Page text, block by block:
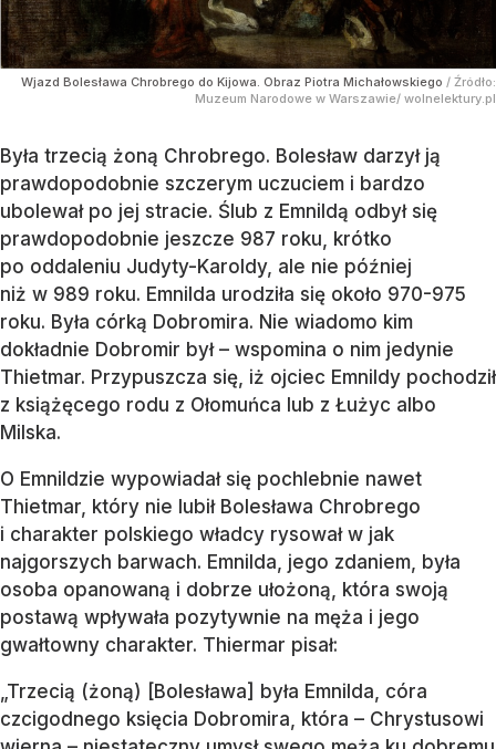
Wjazd Bolesława Chrobrego do Kijowa. Obraz Piotra Michałowskiego / Źródło:
Muzeum Narodowe w Warszawie/ wolnelektury.pl
Była trzecią żoną Chrobrego. Bolesław darzył ją
prawdopodobnie szczerym uczuciem i bardzo
ubolewał po jej stracie. Ślub z Emnildą odbył się
prawdopodobnie jeszcze 987 roku, krótko
po oddaleniu Judyty-Karoldy, ale nie później
niż w 989 roku. Emnilda urodziła się około 970-975
roku. Była córką Dobromira. Nie wiadomo kim
dokładnie Dobromir był – wspomina o nim jedynie
Thietmar. Przypuszcza się, iż ojciec Emnildy pochodził
z książęcego rodu z Ołomuńca lub z Łużyc albo
Milska.
O Emnildzie wypowiadał się pochlebnie nawet
Thietmar, który nie lubił Bolesława Chrobrego
i charakter polskiego władcy rysował w jak
najgorszych barwach. Emnilda, jego zdaniem, była
osoba opanowaną i dobrze ułożoną, która swoją
postawą wpływała pozytywnie na męża i jego
gwałtowny charakter. Thiermar pisał:
„Trzecią (żoną) [Bolesława] była Emnilda, córa
czcigodnego księcia Dobromira, która – Chrystusowi